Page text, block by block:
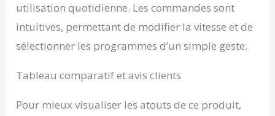
utilisation quotidienne. Les commandes sont
intuitives, permettant de modifier la vitesse et de
sélectionner les programmes d’un simple geste.
Tableau comparatif et avis clients
Pour mieux visualiser les atouts de ce produit,